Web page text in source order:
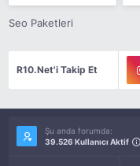
Seo Paketleri
R10.Net'i Takip Et
Şu anda forumda:
39.526 Kullanıcı Aktif